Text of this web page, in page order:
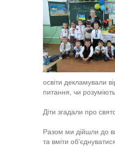
освіти декламували
питання, чи
Діти згадали про
Разом ми дійшли до
та вміти